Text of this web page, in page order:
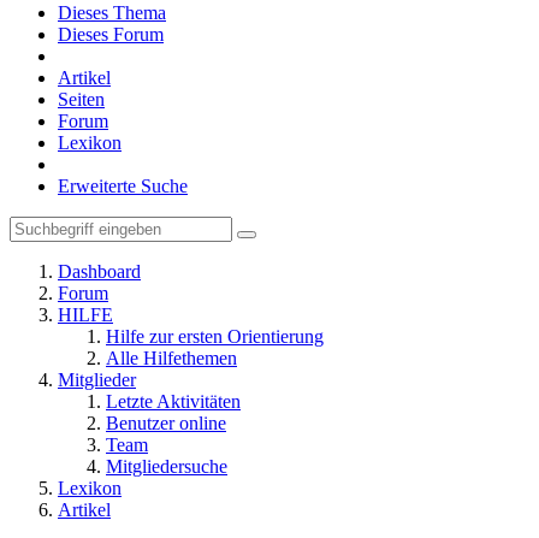
Dieses Thema
Dieses Forum
Artikel
Seiten
Forum
Lexikon
Erweiterte Suche
Dashboard
Forum
HILFE
Hilfe zur ersten Orientierung
Alle Hilfethemen
Mitglieder
Letzte Aktivitäten
Benutzer online
Team
Mitgliedersuche
Lexikon
Artikel